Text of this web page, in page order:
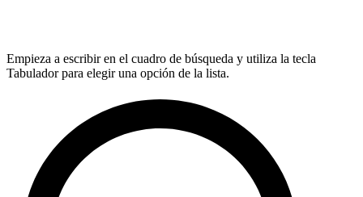
Empieza a escribir en el cuadro de búsqueda y utiliza la tecla
Tabulador para elegir una opción de la lista.